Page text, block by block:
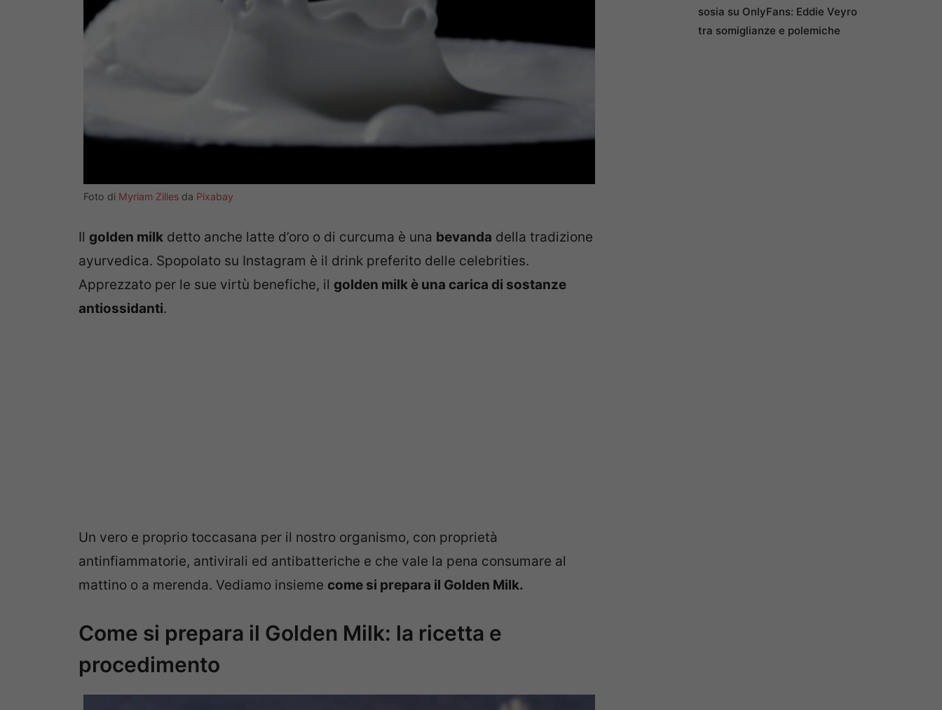
Foto di Myriam Zilles da Pixabay
Il golden milk detto anche latte d’oro o di curcuma è una bevanda della tradizione
ayurvedica. Spopolato su Instagram è il drink preferito delle celebrities.
Apprezzato per le sue virtù benefiche, il golden milk è una carica di sostanze
antiossidanti.
Un vero e proprio toccasana per il nostro organismo, con proprietà
antinfiammatorie, antivirali ed antibatteriche e che vale la pena consumare al
mattino o a merenda. Vediamo insieme come si prepara il Golden Milk.
Come si prepara il Golden Milk: la ricetta e
procedimento
sosia su OnlyFans: Eddie Veyro
tra somiglianze e polemiche